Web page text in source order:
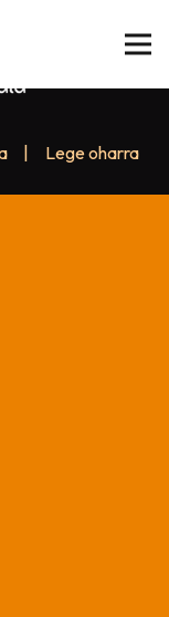
Lege oharra